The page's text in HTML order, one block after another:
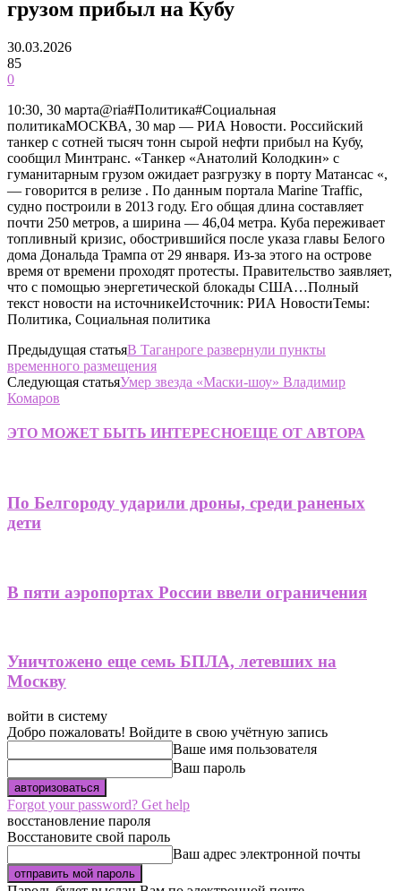
грузом прибыл на Кубу
30.03.2026
85
0
10:30, 30 марта@ria#Политика#Социальная
политикаМОСКВА, 30 мар — РИА Новости. Российский
танкер с сотней тысяч тонн сырой нефти прибыл на Кубу,
сообщил Минтранс. «Танкер «Анатолий Колодкин» с
гуманитарным грузом ожидает разгрузку в порту Матансас «,
— говорится в релизе . По данным портала Marine Traffic,
судно построили в 2013 году. Его общая длина составляет
почти 250 метров, а ширина — 46,04 метра. Куба переживает
топливный кризис, обострившийся после указа главы Белого
дома Дональда Трампа от 29 января. Из-за этого на острове
время от времени проходят протесты. Правительство заявляет,
что с помощью энергетической блокады США…Полный
текст новости на источникеИсточник: РИА НовостиТемы:
Политика, Социальная политика
Предыдущая статьяВ Таганроге развернули пункты
временного размещения
Следующая статьяУмер звезда «Маски-шоу» Владимир
Комаров
ЭТО МОЖЕТ БЫТЬ ИНТЕРЕСНОЕЩЕ ОТ АВТОРА
По Белгороду ударили дроны, среди раненых
дети
В пяти аэропортах России ввели ограничения
Уничтожено еще семь БПЛА, летевших на
Москву
войти в систему
Добро пожаловать! Войдите в свою учётную запись
Ваше имя пользователя
Ваш пароль
Forgot your password? Get help
восстановление пароля
Восстановите свой пароль
Ваш адрес электронной почты